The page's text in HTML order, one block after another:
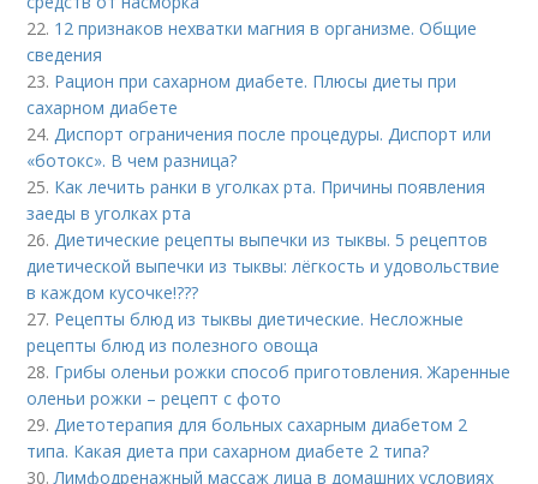
22. 12 признаков нехватки магния в организме. Общие
сведения
23. Рацион при сахарном диабете. Плюсы диеты при
сахарном диабете
24.Диспорт ограничения после процедуры. Диспорт или
«ботокс». В чем разница?
25. Как лечить ранки в уголках рта. Причины появления
заеды в уголках рта
26.Диетические рецепты выпечки из тыквы. 5 рецептов
диетической выпечки из тыквы: лёгкость и удовольствие
в каждом кусочке!???
27. Рецепты блюд из тыквы диетические. Несложные
рецепты блюд из полезного овоща
28. Грибы оленьи рожки способ приготовления. Жаренные
оленьи рожки – рецепт с фото
29.Диетотерапия для больных сахарным диабетом 2
типа. Какая диета при сахарном диабете 2 типа?
30.Лимфодренажный массаж лица в домашних условиях